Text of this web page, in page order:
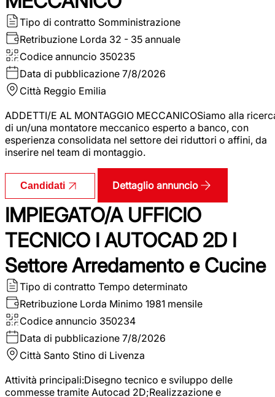
Tipo di contratto Somministrazione
Retribuzione Lorda 32 - 35 annuale
Codice annuncio 350235
Data di pubblicazione 7/8/2026
Città Reggio Emilia
ADDETTI/E AL MONTAGGIO MECCANICOSiamo alla
di un/una montatore meccanico esperto a banco, con
esperienza consolidata nel settore dei riduttori o affini, da
inserire nel team di montaggio.
Candidati Dettaglio annuncio
IMPIEGATO/A UFFICIO
TECNICO I AUTOCAD 2D I
Settore Arredamento e Cucine
Tipo di contratto Tempo determinato
Retribuzione Lorda Minimo 1981 mensile
Codice annuncio 350234
Data di pubblicazione 7/8/2026
Città Santo Stino di Livenza
Attività principali:Disegno tecnico e sviluppo delle
commesse tramite Autocad 2D;Realizzazione e